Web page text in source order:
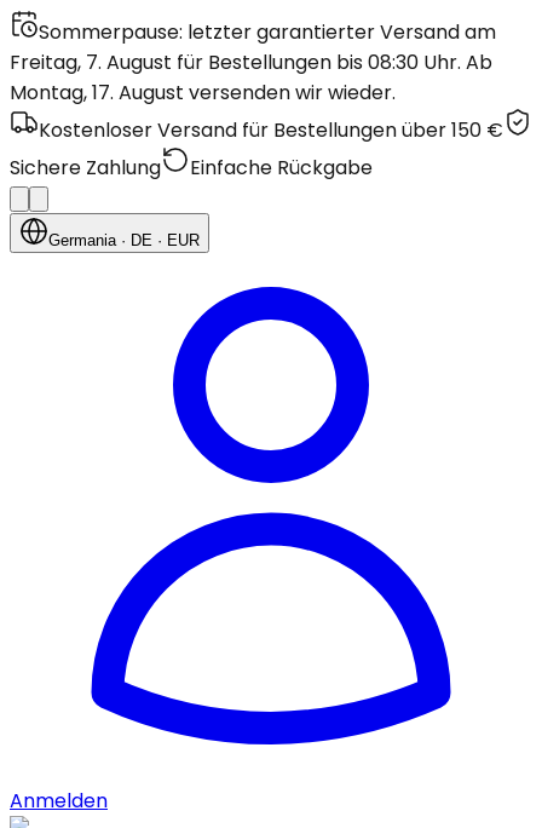
Sommerpause: letzter garantierter Versand am
Freitag, 7. August für Bestellungen bis 08:30 Uhr. Ab
Montag, 17. August versenden wir wieder.
Kostenloser Versand für Bestellungen über 150 €
Sichere Zahlung
Einfache Rückgabe
Germania· DE · EUR
Anmelden